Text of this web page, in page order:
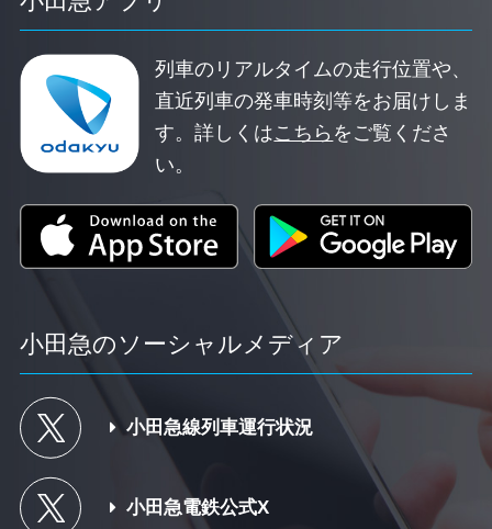
列車のリアルタイムの走行位置や、
直近列車の発車時刻等をお届けしま
す。詳しくはこちら をご覧くださ
い。
小田急のソーシャルメディア
小田急線列車運行状況
小田急電鉄公式X